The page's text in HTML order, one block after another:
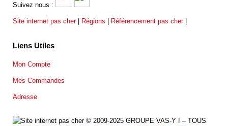
Suivez nous :
Site internet pas cher| Régions Référencement pas cher|
Liens Utiles
Mon Compte
Mes Commandes
Adresse
© 2009-2025 GROUPE VAS-Y ! – TOUS